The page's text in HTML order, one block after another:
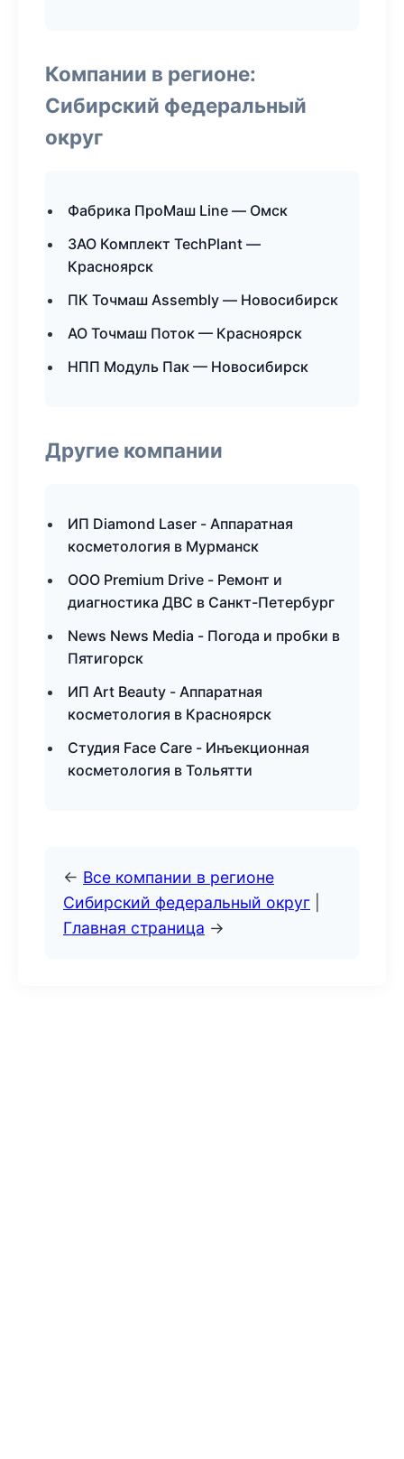
Компании в регионе:
Сибирский федеральный
округ
Фабрика ПроМаш Line — Омск
ЗАО Комплект TechPlant —
Красноярск
ПК Точмаш Assembly — Новосибирск
АО Точмаш Поток — Красноярск
НПП Модуль Пак — Новосибирск
Другие компании
ИП Diamond Laser - Аппаратная
косметология в Мурманск
ООО Premium Drive - Ремонт и
диагностика ДВС в Санкт-Петербург
News News Media - Погода и пробки в
Пятигорск
ИП Art Beauty - Аппаратная
косметология в Красноярск
Студия Face Care - Инъекционная
косметология в Тольятти
← Все компании в регионе
Сибирский федеральный округ
Главная страница →